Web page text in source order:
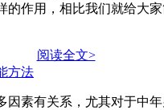
的作用，相比我们就给大
阅读全文>
方法
因素有关系，尤其对于中